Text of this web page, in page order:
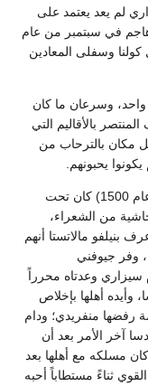
لم يعد يعتمد على
هاجم في سبتمبر من عام
كولنا وسفلى المعادين
وسرعان ما كان
بالأقاليم التي
مكان بالترحاب من
ولمّا بدأ سيزاري حملته الكبرى الثانية (أكتوبر عام 1500) كان تحت
جندي، ومعه حاشية من الشعراء،
بنيلفو مالاتستا أنهم
وفر جيوفني
سيزاري وعدتاه محرراً
وأيده أهلها بإخلاص
رفضها منفريدي؛ ودام
آخر الأمر بعد أن
مسلكه مع أهلها بعد
ثناءً مستطاباً أحبه